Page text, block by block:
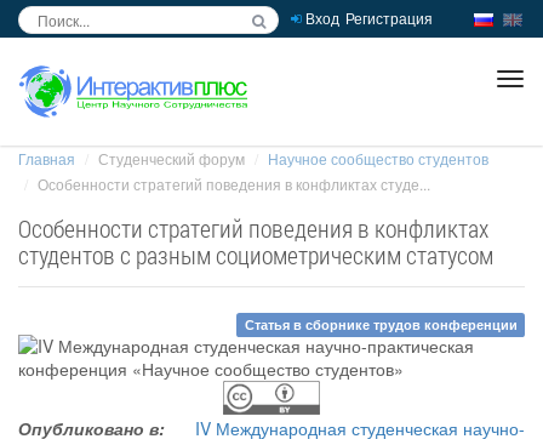
Вход Регистрация
Главная Студенческий форум
Научное сообщество студентов
Особенности стратегий поведения в конфликтах студе...
Особенности стратегий поведения в конфликтах
студентов с разным социометрическим статусом
Статья в сборнике трудов конференции
Опубликовано в:
IV Международная студенческая научно-